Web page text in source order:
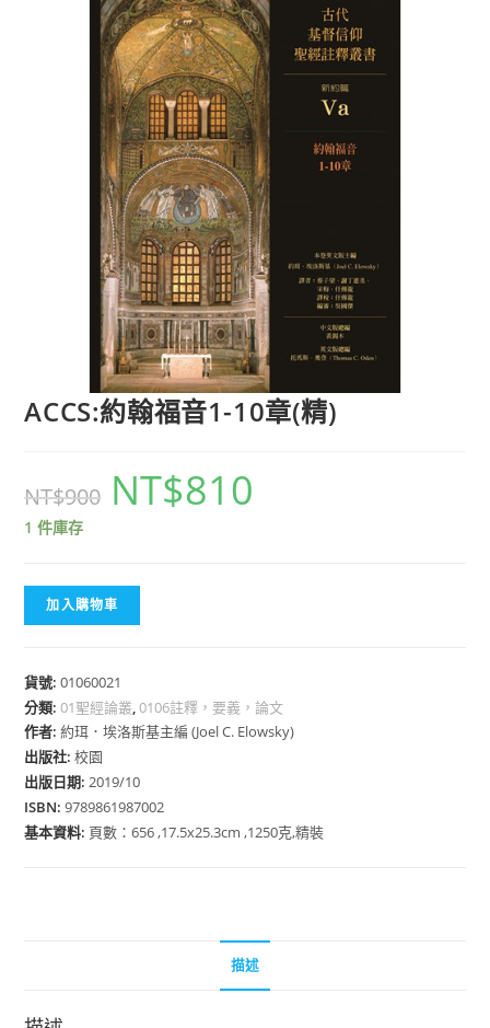
ACCS:約翰福音1-10章(精)
NT$900 NT$810
1 件庫存
加入購物車
貨號:01060021
分類:01聖經論叢,0106註釋，要義，論文
作者:約珥．埃洛斯基主編 (Joel C. Elowsky)
出版社:校園
出版日期:2019/10
ISBN:9789861987002
基本資料: 頁數：656 ,17.5x25.3cm ,1250克,精裝
描述